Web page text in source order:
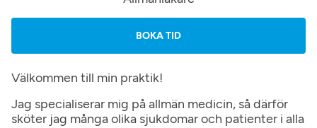
BOKA TID
Välkommen till min praktik!
Jag specialiserar mig på allmän medicin, så därför
sköter jag många olika sjukdomar och patienter i alla